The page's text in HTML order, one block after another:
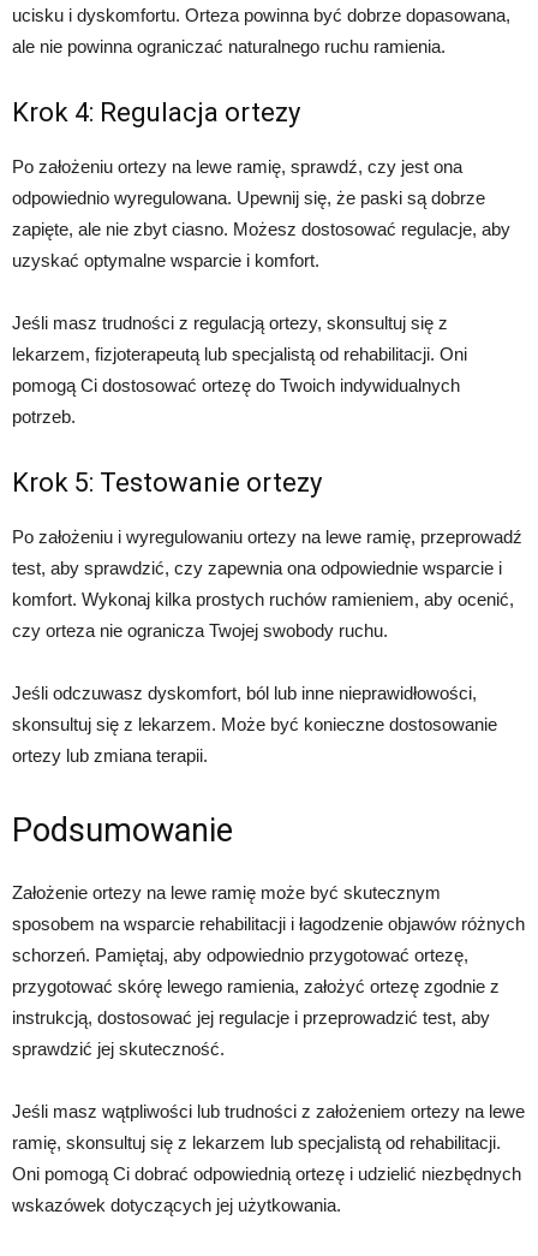
ucisku i dyskomfortu. Orteza powinna być dobrze dopasowana,
ale nie powinna ograniczać naturalnego ruchu ramienia.
Krok 4: Regulacja ortezy
Po założeniu ortezy na lewe ramię, sprawdź, czy jest ona
odpowiednio wyregulowana. Upewnij się, że paski są dobrze
zapięte, ale nie zbyt ciasno. Możesz dostosować regulacje, aby
uzyskać optymalne wsparcie i komfort.
Jeśli masz trudności z regulacją ortezy, skonsultuj się z
lekarzem, fizjoterapeutą lub specjalistą od rehabilitacji. Oni
pomogą Ci dostosować ortezę do Twoich indywidualnych
potrzeb.
Krok 5: Testowanie ortezy
Po założeniu i wyregulowaniu ortezy na lewe ramię, przeprowadź
test, aby sprawdzić, czy zapewnia ona odpowiednie wsparcie i
komfort. Wykonaj kilka prostych ruchów ramieniem, aby ocenić,
czy orteza nie ogranicza Twojej swobody ruchu.
Jeśli odczuwasz dyskomfort, ból lub inne nieprawidłowości,
skonsultuj się z lekarzem. Może być konieczne dostosowanie
ortezy lub zmiana terapii.
Podsumowanie
Założenie ortezy na lewe ramię może być skutecznym
sposobem na wsparcie rehabilitacji i łagodzenie objawów różnych
schorzeń. Pamiętaj, aby odpowiednio przygotować ortezę,
przygotować skórę lewego ramienia, założyć ortezę zgodnie z
instrukcją, dostosować jej regulacje i przeprowadzić test, aby
sprawdzić jej skuteczność.
Jeśli masz wątpliwości lub trudności z założeniem ortezy na lewe
ramię, skonsultuj się z lekarzem lub specjalistą od rehabilitacji.
Oni pomogą Ci dobrać odpowiednią ortezę i udzielić niezbędnych
wskazówek dotyczących jej użytkowania.